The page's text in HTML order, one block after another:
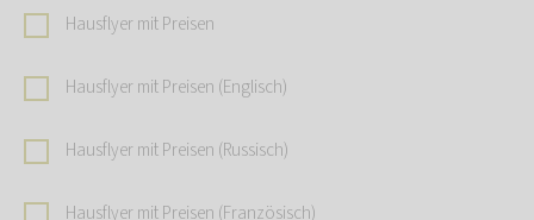
Hausflyer mit Preisen
Hausflyer mit Preisen (Englisch)
Hausflyer mit Preisen (Russisch)
Hausflyer mit Preisen (Französisch)